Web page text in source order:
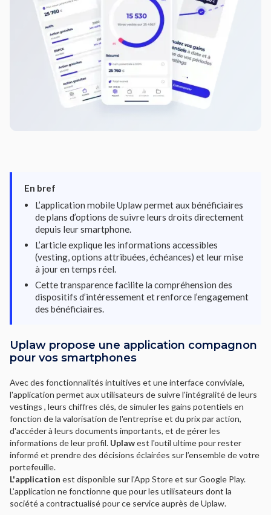
En bref
L’application mobile Uplaw permet aux bénéficiaires
de plans d’options de suivre leurs droits directement
depuis leur smartphone.
L’article explique les informations accessibles
(vesting, options attribuées, échéances) et leur mise
à jour en temps réel.
Cette transparence facilite la compréhension des
dispositifs d’intéressement et renforce l’engagement
des bénéficiaires.
Uplaw propose une application compagnon
pour vos smartphones
Avec des fonctionnalités intuitives et une interface conviviale,
l'application permet aux utilisateurs de suivre l'intégralité de leurs
vestings , leurs chiffres clés, de simuler les gains potentiels en
fonction de la valorisation de l'entreprise et du prix par action,
d'accéder à leurs documents importants, et de gérer les
informations de leur profil. Uplawest l'outil ultime pour rester
informé et prendre des décisions éclairées sur l’ensemble de votre
portefeuille.
L'application est disponible sur l’App Store et sur Google Play.
L’application ne fonctionne que pour les utilisateurs dont la
société a contractualisé pour ce service auprès de Uplaw.